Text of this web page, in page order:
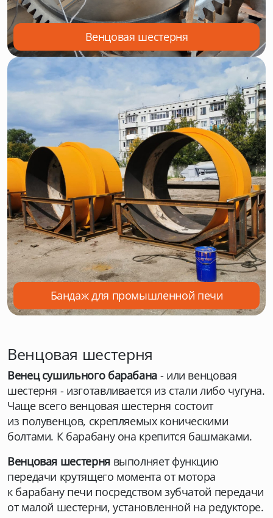
Венцовая шестерня
Бандаж для промышленной печи
Венцовая шестерня
Венец сушильного барабана - или венцовая
шестерня - изготавливается из стали либо чугуна.
Чаще всего венцовая шестерня состоит
из полувенцов, скрепляемых коническими
болтами. К барабану она крепится башмаками.
Венцовая шестернявыполняет функцию
передачи крутящего момента от мотора
к барабану печи посредством зубчатой передачи
от малой шестерни, установленной на редукторе.